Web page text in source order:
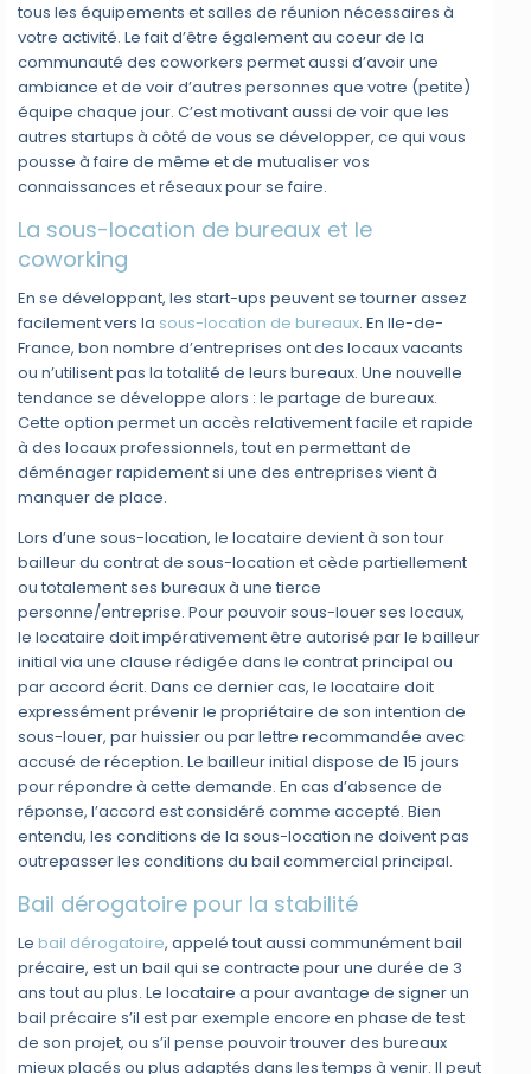
tous les équipements et salles de réunion nécessaires à
votre activité. Le fait d’être également au coeur de la
communauté des coworkers permet aussi d’avoir une
ambiance et de voir d’autres personnes que votre (petite)
équipe chaque jour. C’est motivant aussi de voir que les
autres startups à côté de vous se développer, ce qui vous
pousse à faire de même et de mutualiser vos
connaissances et réseaux pour se faire.
La sous-location de bureaux et le
coworking
En se développant, les start-ups peuvent se tourner assez
facilement vers la sous-location de bureaux. En Ile-de-
France, bon nombre d’entreprises ont des locaux vacants
ou n’utilisent pas la totalité de leurs bureaux. Une nouvelle
tendance se développe alors : le partage de bureaux.
Cette option permet un accès relativement facile et rapide
à des locaux professionnels, tout en permettant de
déménager rapidement si une des entreprises vient à
manquer de place.
Lors d’une sous-location, le locataire devient à son tour
bailleur du contrat de sous-location et cède partiellement
ou totalement ses bureaux à une tierce
personne/entreprise. Pour pouvoir sous-louer ses locaux,
le locataire doit impérativement être autorisé par le bailleur
initial via une clause rédigée dans le contrat principal ou
par accord écrit. Dans ce dernier cas, le locataire doit
expressément prévenir le propriétaire de son intention de
sous-louer, par huissier ou par lettre recommandée avec
accusé de réception. Le bailleur initial dispose de 15 jours
pour répondre à cette demande. En cas d’absence de
réponse, l’accord est considéré comme accepté. Bien
entendu, les conditions de la sous-location ne doivent pas
outrepasser les conditions du bail commercial principal.
Bail dérogatoire pour la stabilité
Le bail dérogatoire, appelé tout aussi communément bail
précaire, est un bail qui se contracte pour une durée de 3
ans tout au plus. Le locataire a pour avantage de signer un
bail précaire s’il est par exemple encore en phase de test
de son projet, ou s’il pense pouvoir trouver des bureaux
mieux placés ou plus adaptés dans les temps à venir. Il peut